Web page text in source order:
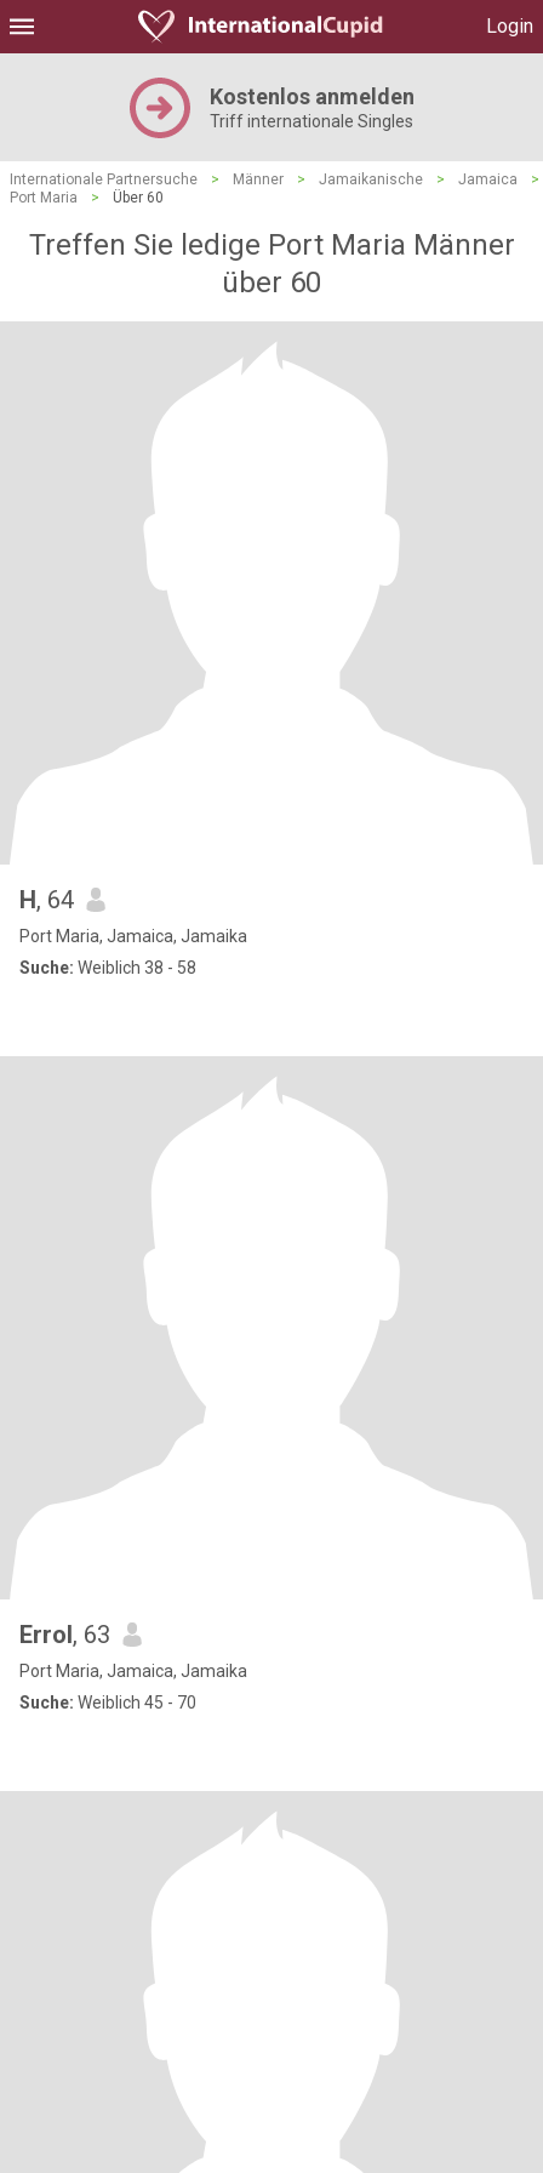
Login
Kostenlos anmelden
Triff internationale Singles
Internationale Partnersuche > Männer > Jamaikanische > Jamaica
>
Port Maria
> Über 60
Treffen Sie ledige Port Maria Männer
über 60
H, 64
Port Maria, Jamaica, Jamaika
Suche: Weiblich 38 - 58
Errol, 63
Port Maria, Jamaica, Jamaika
Suche: Weiblich 45 - 70